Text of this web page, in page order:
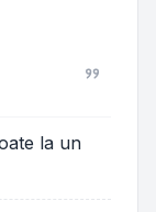
la un